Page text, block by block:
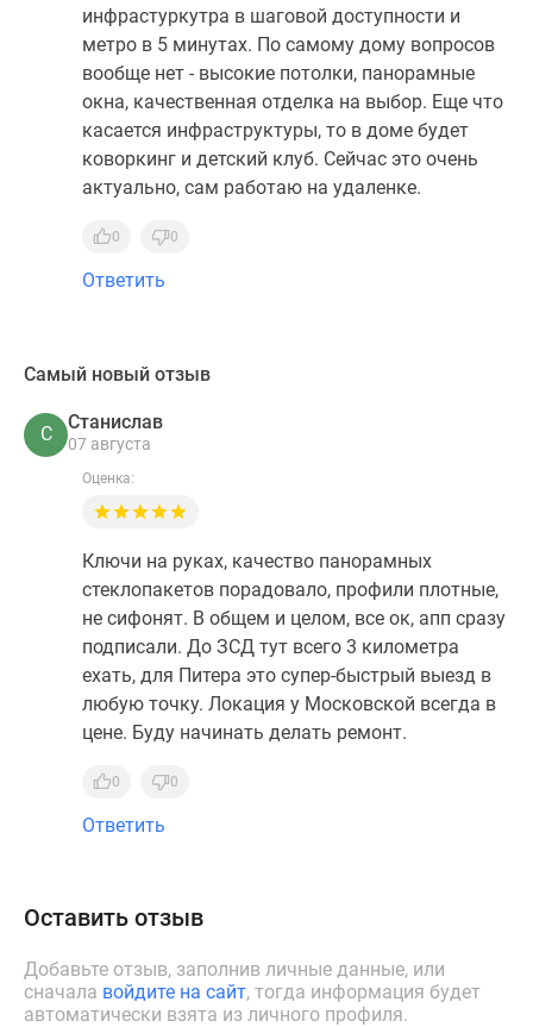
инфрастуркутра в шаговой доступности и
метро в 5 минутах. По самому дому вопросов
вообще нет - высокие потолки, панорамные
окна, качественная отделка на выбор. Еще что
касается инфраструктуры, то в доме будет
коворкинг и детский клуб. Сейчас это очень
актуально, сам работаю на удаленке.
0 0
Ответить
Самый новый отзыв
С
Станислав
07 августа
Оценка:
Ключи на руках, качество панорамных
стеклопакетов порадовало, профили плотные,
не сифонят. В общем и целом, все ок, апп сразу
подписали. До ЗСД тут всего 3 километра
ехать, для Питера это супер-быстрый выезд в
любую точку. Локация у Московской всегда в
цене. Буду начинать делать ремонт.
0 0
Ответить
Оставить отзыв
Добавьте отзыв, заполнив личные данные, или
сначала войдите на сайт, тогда информация будет
автоматически взята из личного профиля.